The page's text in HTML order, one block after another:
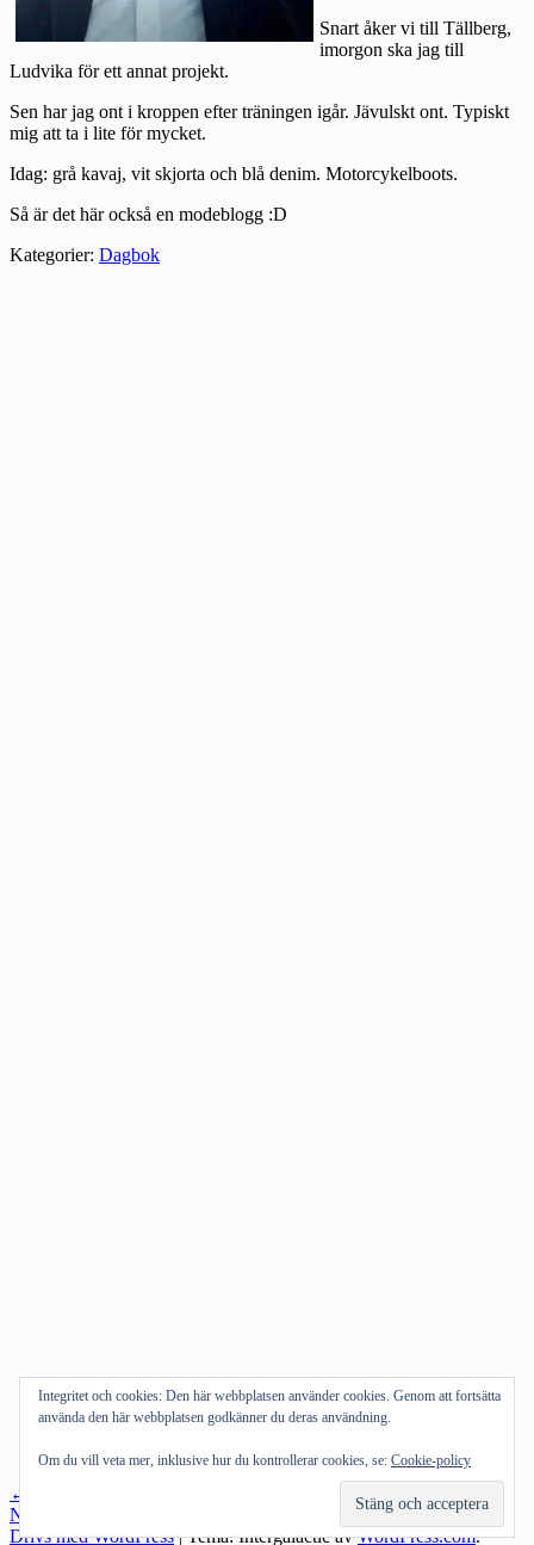
Snart åker vi till Tällberg,
imorgon ska jag till
Ludvika för ett annat projekt.
Sen har jag ont i kroppen efter träningen igår. Jävulskt ont. Typiskt
mig att ta i lite för mycket.
Idag: grå kavaj, vit skjorta och blå denim. Motorcykelboots.
Så är det här också en modeblogg :D
Kategorier: Dagbok
Inläggsnavigering
←
Nästa inlägg
Drivs med WordPress |Tema: Intergalactic avWordPress.com.
Integritet och cookies: Den här webbplatsen använder cookies. Genom att fortsätta
använda den här webbplatsen godkänner du deras användning.
Om du vill veta mer, inklusive hur du kontrollerar cookies, se: Cookie-policy